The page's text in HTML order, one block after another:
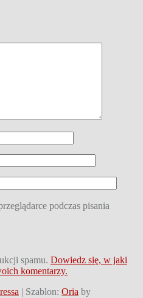
podczas pisania
spamu. Dowiedz się, w jaki
komentarzy.
| Szablon: Oria by